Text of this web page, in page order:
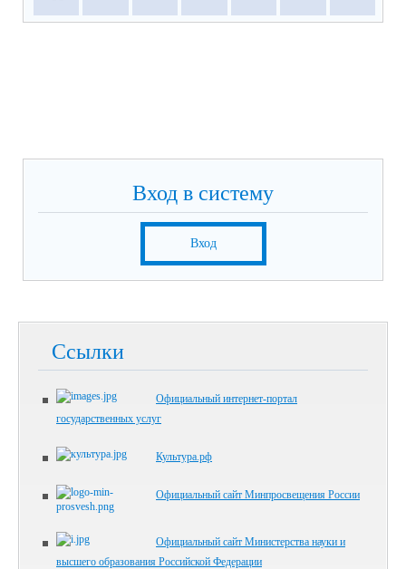
Вход в систему
Вход
Ссылки
Официальный интернет-портал
государственных услуг
Культура.рф
Официальный сайт Минпросвещения России
Официальный сайт Министерства науки и
высшего образования Российской Федерации